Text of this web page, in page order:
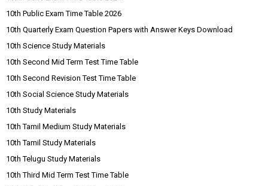
10th Public Exam Time Table 2026
10th Quarterly Exam Question Papers with Answer Keys Download
10th Science Study Materials
10th Second Mid Term Test Time Table
10th Second Revision Test Time Table
10th Social Science Study Materials
10th Study Materials
10th Tamil Medium Study Materials
10th Tamil Study Materials
10th Telugu Study Materials
10th Third Mid Term Test Time Table